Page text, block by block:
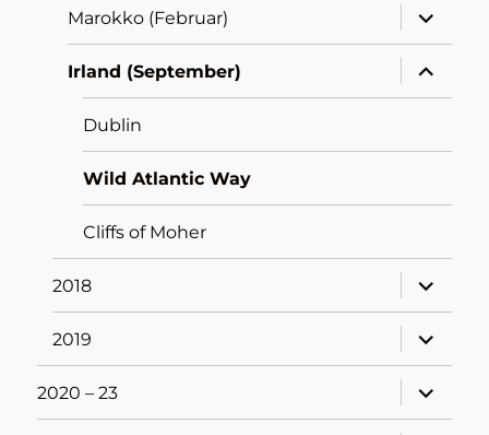
Marokko (Februar)
öffnen
Irland (September)
öffnen
Dublin
Wild Atlantic Way
Cliffs of Moher
2018
öffnen
2019
öffnen
2020 – 23
öffnen